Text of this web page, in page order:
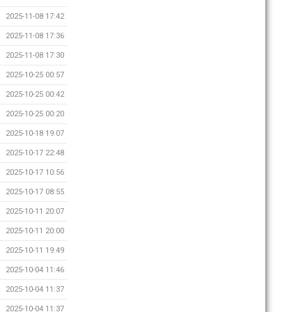
2025-11-08 17:42
2025-11-08 17:36
2025-11-08 17:30
2025-10-25 00:57
2025-10-25 00:42
2025-10-25 00:20
2025-10-18 19:07
2025-10-17 22:48
2025-10-17 10:56
2025-10-17 08:55
2025-10-11 20:07
2025-10-11 20:00
2025-10-11 19:49
2025-10-04 11:46
2025-10-04 11:37
2025-10-04 11:37